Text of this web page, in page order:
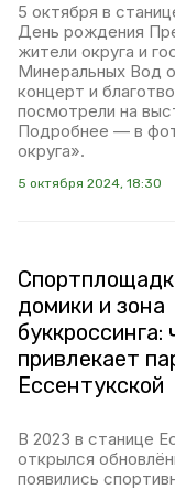
5 октября в
День рождения
жители округа и
Минеральных Вод
концерт и
посмотрели на
Подробнее — в
округа».
5 октября 2024, 18:30
домики и зона
буккроссинга:
привлекает
Ессентукской
В 2023 в станице
открылся
появились